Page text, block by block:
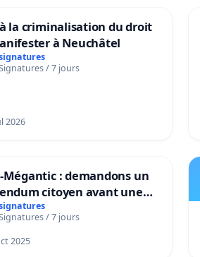
la criminalisation du droit
à Neuchâtel
/ 7 jours
2026
Mégantic : demandons un
citoyen avant une
irréversible de
territoire »
/ 7 jours
2025